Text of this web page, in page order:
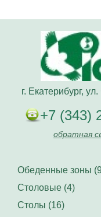
г. Екатерибург,
+7 (343)
обратная
Обеденные зоны
Столовые (4)
Столы (16)